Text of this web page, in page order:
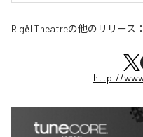
Rigël Theatreの他のリリース：
http://